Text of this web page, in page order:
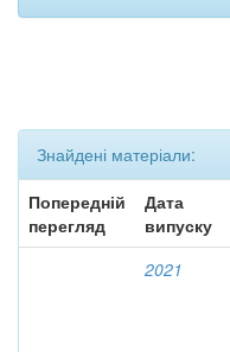
Знайдені матеріали:
Попередній
перегляд
Дата
випуску
2021